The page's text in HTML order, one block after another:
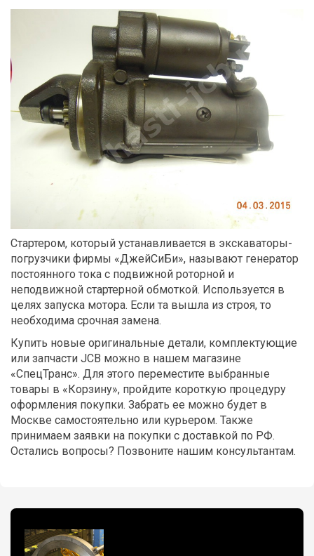
Стартером, который устанавливается в экскаваторы-
погрузчики фирмы «ДжейСиБи», называют генератор
постоянного тока с подвижной роторной и
неподвижной стартерной обмоткой. Используется в
целях запуска мотора. Если та вышла из строя, то
необходима срочная замена.
Купить новые оригинальные детали, комплектующие
или запчасти JCB можно в нашем магазине
«СпецТранс». Для этого переместите выбранные
товары в «Корзину», пройдите короткую процедуру
оформления покупки. Забрать ее можно будет в
Москве самостоятельно или курьером. Также
принимаем заявки на покупки с доставкой по РФ.
Остались вопросы? Позвоните нашим консультантам.